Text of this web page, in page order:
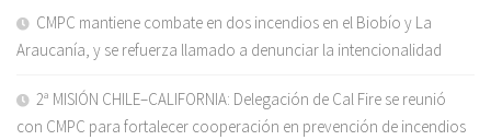
CMPC mantiene combate en dos incendios en el Biobío y La
Araucanía, y se refuerza llamado a denunciar la intencionalidad
2ª MISIÓN CHILE–CALIFORNIA: Delegación de Cal Fire se reunió
con CMPC para fortalecer cooperación en prevención de incendios